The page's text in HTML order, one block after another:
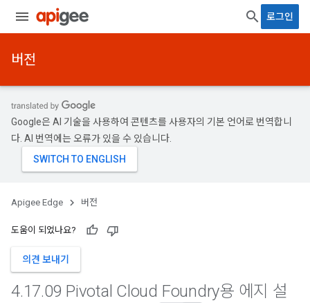
로그인
버전
Google은 AI 기술을 사용하여 콘텐츠를 사용자의 기본 언어로 번역합니
다. AI 번역에는 오류가 있을 수 있습니다.
Apigee Edge 버전
도움이 되었나요?
의견 보내기
4.17.09 Pivotal Cloud Foundry용 에지 설